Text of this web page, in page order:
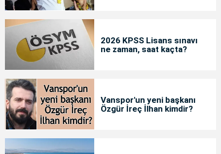
2026 KPSS Lisans sınavı
ne zaman, saat kaçta?
Vanspor'un yeni başkanı
Özgür İreç İlhan kimdir?